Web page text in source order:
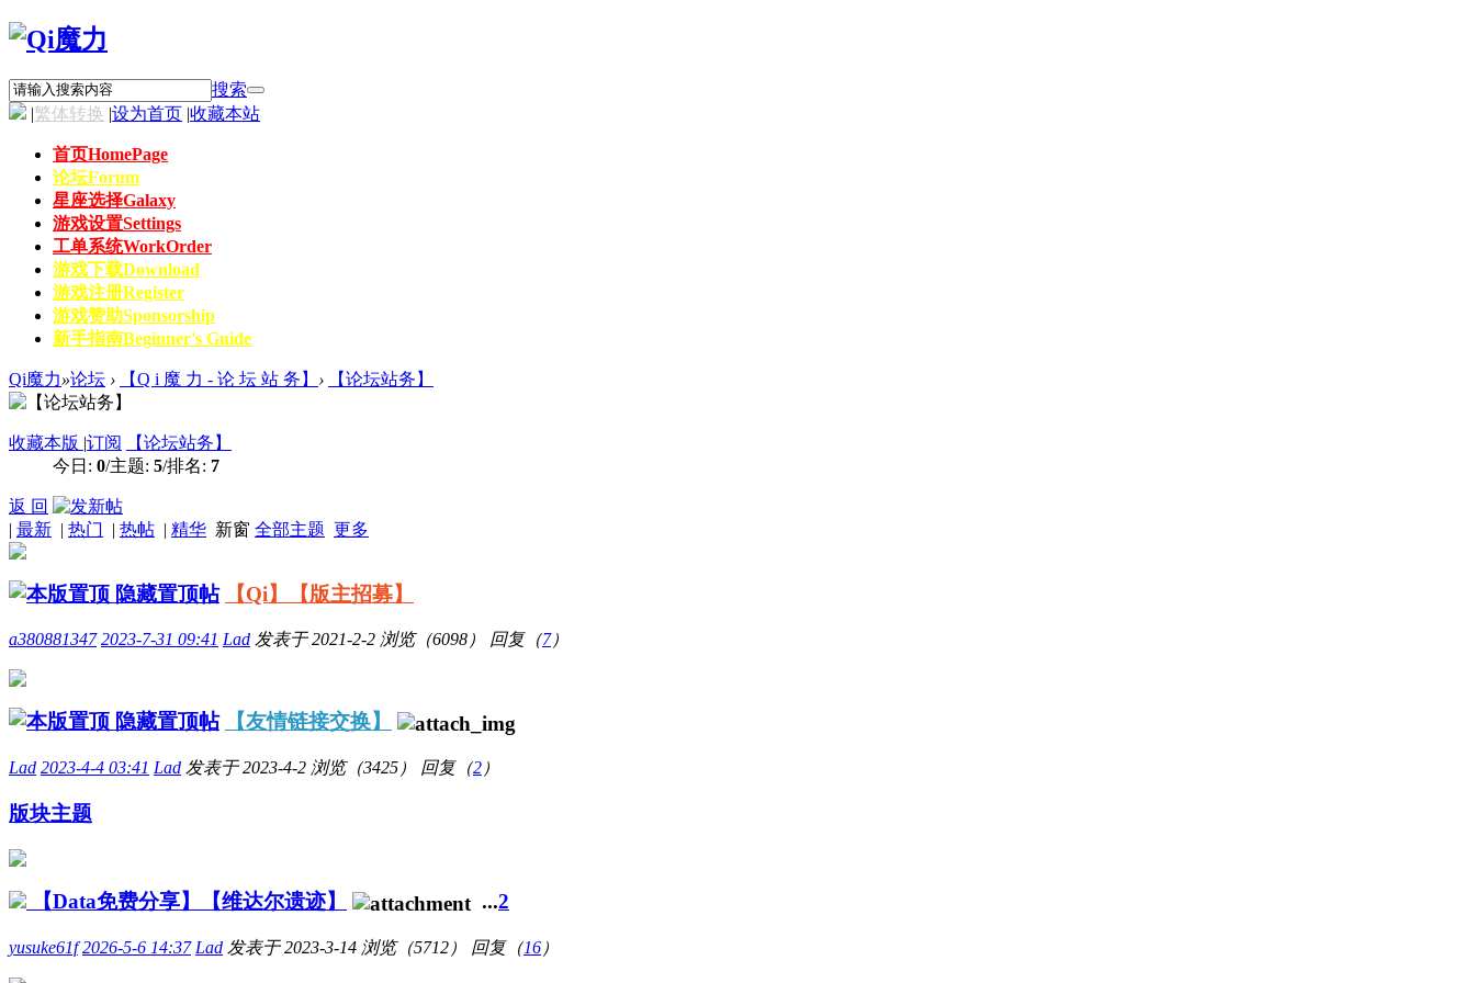
搜索
|繁体转换 |设为首页 |收藏本站
首页HomePage
论坛Forum
星座选择Galaxy
游戏设置Settings
工单系统WorkOrder
游戏下载Download
游戏注册Register
游戏赞助Sponsorship
新手指南Beginner's Guide
Qi魔力»论坛 › 【Q i 魔 力 - 论 坛 站 务】 › 【论坛站务】
收藏本版 |订阅
【论坛站务】
今日: 0/主题: 5/排名: 7
返 回
| 最新 | 热门 | 热帖 | 精华 新窗 全部主题 更多
隐藏置顶帖 【Qi】【版主招募】
a380881347 2023-7-31 09:41 Lad 发表于 2021-2-2 浏览（6098） 回复（7）
隐藏置顶帖 【友情链接交换】
Lad 2023-4-4 03:41 Lad 发表于 2023-4-2 浏览（3425） 回复（2 ）
版块主题
【Data免费分享】【维达尔遗迹】 ...2
yusuke61f 2026-5-6 14:37 Lad 发表于 2023-3-14 浏览（5712） 回复（16 ）